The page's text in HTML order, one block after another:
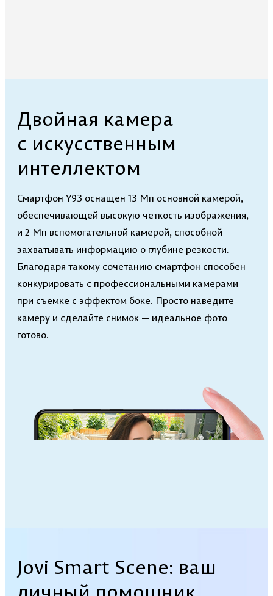
Двойная камера
с искусственным
интеллектом
Смартфон Y93 оснащен 13 Мп основной камерой,
обеспечивающей высокую четкость изображения,
и 2 Мп вспомогательной камерой, способной
захватывать информацию о глубине резкости.
Благодаря такому сочетанию смартфон способен
конкурировать с профессиональными камерами
при съемке с эффектом боке. Просто наведите
камеру и сделайте снимок — идеальное фото
готово.
Jovi Smart Scene: ваш
личный помощник